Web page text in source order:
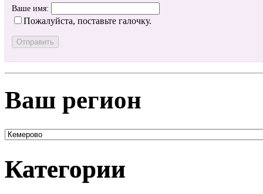
Ваше имя:
Пожалуйста, поставьте галочку.
Ваш регион
Категории